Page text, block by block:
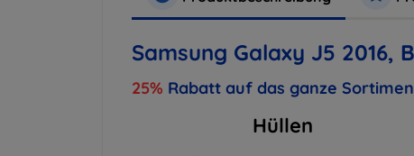
Samsung Galaxy J5 2016,
25% Rabatt auf das ganze
Hüllen